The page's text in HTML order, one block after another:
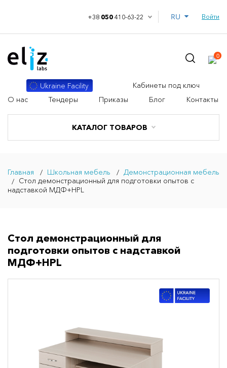
+38 050410-63-22 Войти
КАТАЛОГ ТОВАРОВ
Ukraine Facility
Кабинеты под ключ
О нас
Тендеры Приказы Блог Контакты
0
Главная Школьная мебель
Демонстрационная мебель
Стол демонстрационный для подготовки опытов с
надставкой МДФ+HPL
Стол демонстрационный для
подготовки опытов с надставкой
МДФ+HPL